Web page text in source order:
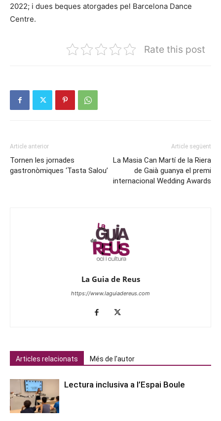
2022; i dues beques atorgades pel Barcelona Dance
Centre.
Rate this post
Article anterior
Tornen les jornades
gastronòmiques ‘Tasta Salou’
Article següent
La Masia Can Martí de la Riera
de Gaià guanya el premi
internacional Wedding Awards
La Guia de Reus
https://www.laguiadereus.com
Articles relacionats Més de l'autor
Lectura inclusiva a l’Espai Boule